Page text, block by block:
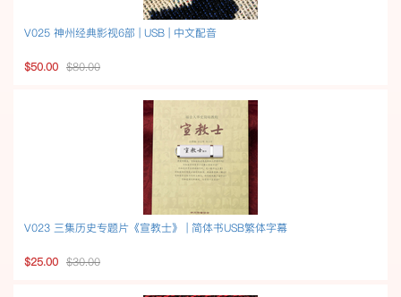
V025 神州经典影视6部 | USB | 中文配音
$50.00 $80.00
V023 三集历史专题片《宣教士》 | 简体书USB繁体字幕
$25.00 $30.00